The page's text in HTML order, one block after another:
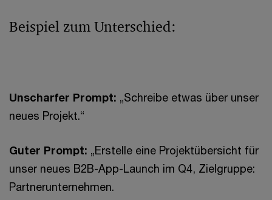
Beispiel zum Unterschied:
Unscharfer Prompt: „Schreibe etwas über unser
neues Projekt.“
Guter Prompt: „Erstelle eine Projektübersicht für
unser neues B2B-App-Launch im Q4, Zielgruppe:
Partnerunternehmen.